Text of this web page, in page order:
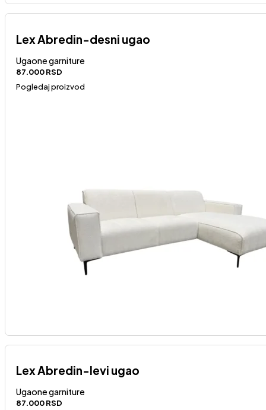
Lex Abredin-desni ugao
Ugaone garniture
87.000RSD
Pogledaj proizvod
Lex Abredin-levi ugao
Ugaone garniture
87.000RSD